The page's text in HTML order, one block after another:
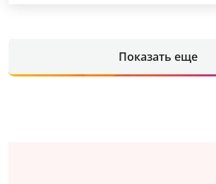
Показать еще